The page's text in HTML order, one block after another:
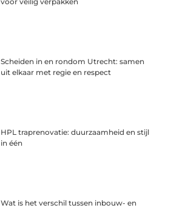
Scheiden in en rondom Utrecht: samen
uit elkaar met regie en respect
HPL traprenovatie: duurzaamheid en stijl
in één
Wat is het verschil tussen inbouw- en